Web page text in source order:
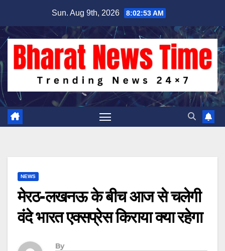
content
Sun. Aug 9th, 2026 8:02:54 AM
NEWS
मेरठ-लखनऊ के बीच आज से चलेगी
वंदे भारत एक्सप्रेस किराया क्या रहेगा
By